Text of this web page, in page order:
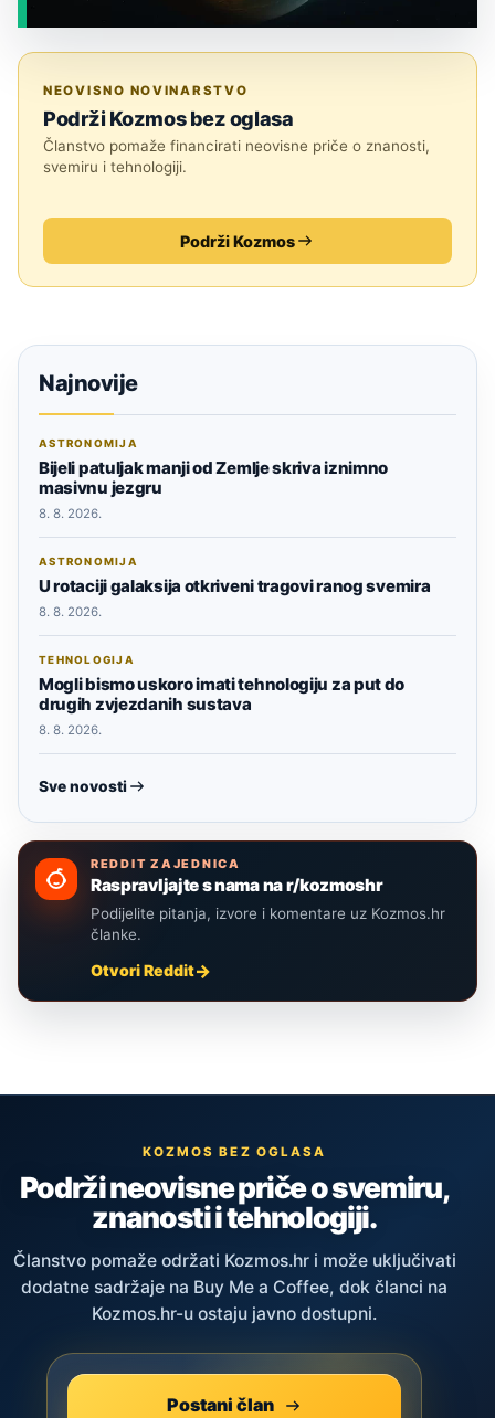
NEOVISNO NOVINARSTVO
Podrži Kozmos bez oglasa
Članstvo pomaže financirati neovisne priče o znanosti,
svemiru i tehnologiji.
Podrži Kozmos
Najnovije
ASTRONOMIJA
Bijeli patuljak manji od Zemlje skriva iznimno
masivnu jezgru
8. 8. 2026.
ASTRONOMIJA
U rotaciji galaksija otkriveni tragovi ranog svemira
8. 8. 2026.
TEHNOLOGIJA
Mogli bismo uskoro imati tehnologiju za put do
drugih zvjezdanih sustava
8. 8. 2026.
Sve novosti
REDDIT ZAJEDNICA
Raspravljajte s nama na r/kozmoshr
Podijelite pitanja, izvore i komentare uz Kozmos.hr
članke.
Otvori Reddit
KOZMOS BEZ OGLASA
Podrži neovisne priče o svemiru,
znanosti i tehnologiji.
Članstvo pomaže održati Kozmos.hr i može uključivati
dodatne sadržaje na Buy Me a Coffee, dok članci na
Kozmos.hr-u ostaju javno dostupni.
Postani član